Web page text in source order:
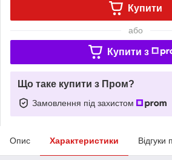
Купити
або
Купити з
Що таке купити з Пром?
Замовлення під захистом
Опис Характеристики Відгуки